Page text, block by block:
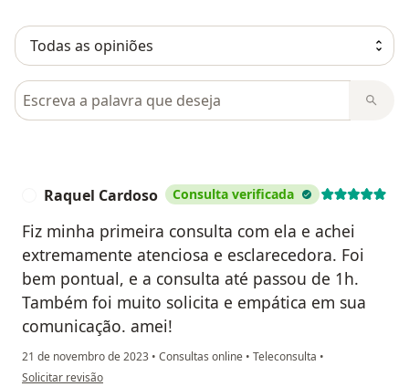
Pesquisar em opiniões
Raquel Cardoso Consulta verificada
Fiz minha primeira consulta com ela e achei
extremamente atenciosa e esclarecedora. Foi
bem pontual, e a consulta até passou de 1h.
Também foi muito solicita e empática em sua
comunicação. amei!
21 de novembro de 2023 • Consultas online • Teleconsulta •
na opinião do utilizador Raquel Cardoso
Solicitar revisão